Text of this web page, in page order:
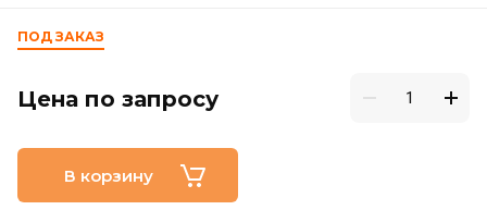
ПОД ЗАКАЗ
Цена по запросу
В корзину